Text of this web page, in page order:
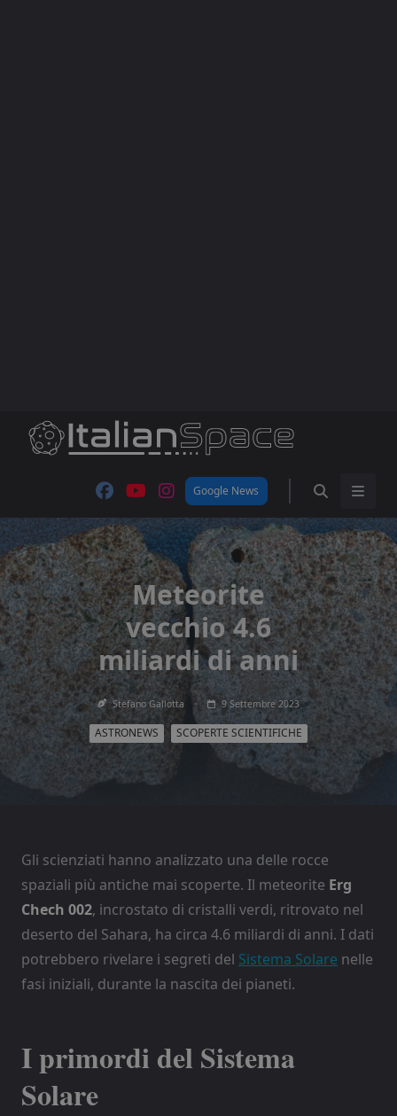
Google News
Meteorite
vecchio 4.6
miliardi di anni
Stefano Gallotta 9 Settembre 2023
ASTRONEWS SCOPERTE SCIENTIFICHE
Gli scienziati hanno analizzato una delle rocce
spaziali più antiche mai scoperte. Il meteorite Erg
Chech 002, incrostato di cristalli verdi, ritrovato nel
deserto del Sahara, ha circa 4.6 miliardi di anni. I dati
potrebbero rivelare i segreti del Sistema Solare nelle
fasi iniziali, durante la nascita dei pianeti.
I primordi del Sistema
Solare